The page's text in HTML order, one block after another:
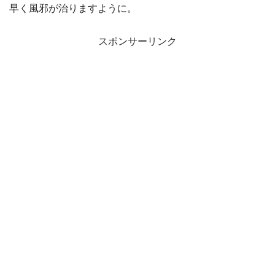
早く風邪が治りますように。
スポンサーリンク